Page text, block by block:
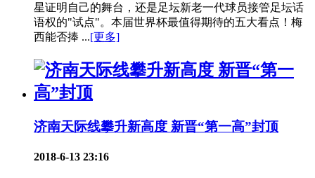
星证明自己的舞台，还是足坛新老一代球员接管足坛话
语权的"试点"。本届世界杯最值得期待的五大看点！梅
西能否捧 ...[更多]
济南天际线攀升新高度 新晋“第一高”封顶
2018-6-13 23:16